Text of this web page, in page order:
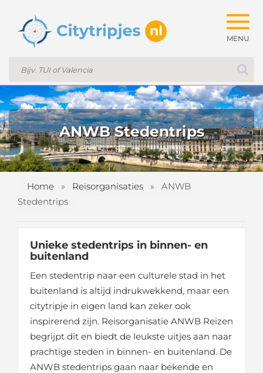
ANWB Stedentrips
Home » Reisorganisaties »
ANWB
Stedentrips
Unieke stedentrips in binnen- en
buitenland
Een stedentrip naar een culturele stad in het
buitenland is altijd indrukwekkend, maar een
citytripje in eigen land kan zeker ook
inspirerend zijn. Reisorganisatie ANWB Reizen
begrijpt dit en biedt de leukste uitjes aan naar
prachtige steden in binnen- en buitenland. De
ANWB stedentrips gaan naar bekende en